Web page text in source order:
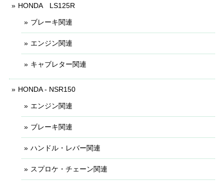
HONDA LS125R
ブレーキ関連
エンジン関連
キャブレター関連
HONDA - NSR150
エンジン関連
ブレーキ関連
ハンドル・レバー関連
スプロケ・チェーン関連